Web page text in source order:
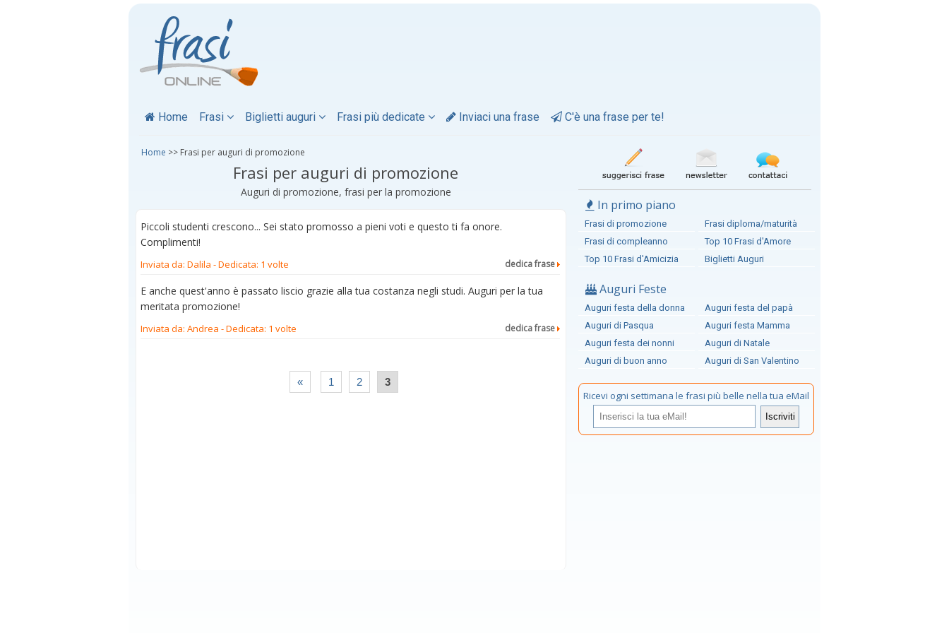
Home Frasi Biglietti auguri Frasi più dedicate Inviaci una frase C'è una frase per te!
Home >> Frasi per auguri di promozione
Frasi per auguri di promozione
Auguri di promozione, frasi per la promozione
Piccoli studenti crescono... Sei stato promosso a pieni voti e questo ti fa onore.
Complimenti!
Inviata da: Dalila - Dedicata: 1 volte dedica frase
E anche quest'anno è passato liscio grazie alla tua costanza negli studi. Auguri per la tua
meritata promozione!
Inviata da: Andrea - Dedicata: 1 volte dedica frase
« 1 2 3
In primo piano
Frasi di promozione
Frasi diploma/maturità
Frasi di compleanno
Top 10 Frasi d'Amore
Top 10 Frasi d'Amicizia
Biglietti Auguri
Auguri Feste
Auguri festa della donna
Auguri festa del papà
Auguri di Pasqua
Auguri festa Mamma
Auguri festa dei nonni
Auguri di Natale
Auguri di buon anno
Auguri di San Valentino
Ricevi ogni settimana le frasi più belle nella tua eMail